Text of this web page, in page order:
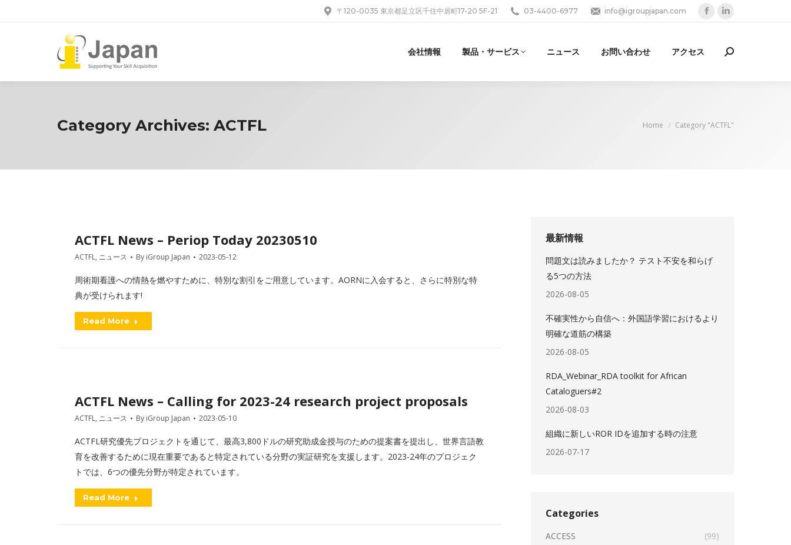
〒120-0035 東京都足立区千住中居町17-20 5F-21 03-4400-6977 info@igroupjapan.com
opensopens
会社情報 製品・サービス ニュース お問い合わせ アクセス Search:
Category Archives: ACTFL You are here:
Home Category "ACTFL"
ACTFL News – Periop Today 20230510
ACTFL, ニュース By iGroup Japan 2023-05-12
周術期看護への情熱を燃やすために、特別な割引をご用意しています。AORNに入会すると、さらに特別な特
典が受けられます!
Read More
ACTFL News – Calling for 2023-24 research project proposals
ACTFL, ニュース By iGroup Japan 2023-05-10
ACTFL研究優先プロジェクトを通じて、最高3,800ドルの研究助成金授与のための提案書を提出し、世界言語教
育を改善するために現在重要であると特定されている分野の実証研究を支援します。2023-24年のプロジェク
トでは、6つの優先分野が特定されています。
Read More
最新情報
問題文は読みましたか？ テスト不安を和らげ
る5つの方法
2026-08-05
不確実性から自信へ：外国語学習におけるより
明確な道筋の構築
2026-08-05
RDA_Webinar_RDA toolkit for African
Cataloguers#2
2026-08-03
組織に新しいROR IDを追加する時の注意
2026-07-17
Categories
ACCESS
(99)